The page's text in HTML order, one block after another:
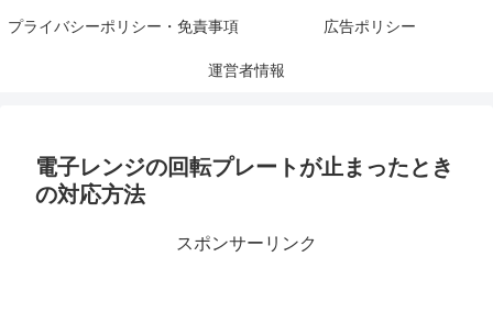
プライバシーポリシー・免責事項 広告ポリシー
運営者情報
電子レンジの回転プレートが止まったとき
の対応方法
スポンサーリンク